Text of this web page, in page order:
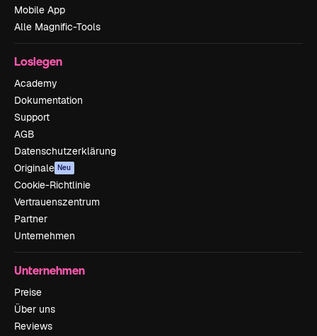
Mobile App
Alle Magnific-Tools
Loslegen
Academy
Dokumentation
Support
AGB
Datenschutzerklärung
Originale Neu
Cookie-Richtlinie
Vertrauenszentrum
Partner
Unternehmen
Unternehmen
Preise
Über uns
Reviews